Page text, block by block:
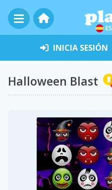
ES
INICIA SESIÓN
Halloween Blast